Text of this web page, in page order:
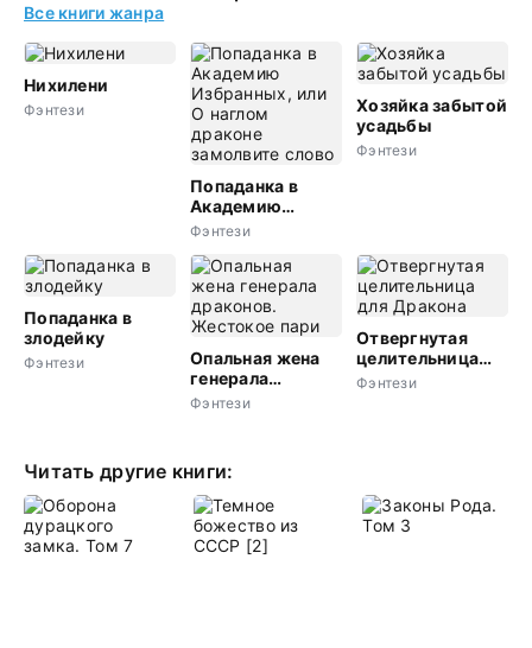
Все книги жанра
Нихилени
Фэнтези
Попаданка в
Академию
Избранных, или
драконе
замолвите слово
Фэнтези
Хозяйка забытой
усадьбы
Фэнтези
Попаданка в
злодейку
Фэнтези
Опальная жена
генерала
драконов.
Фэнтези
Отвергнутая
целительница
для Дракона
Фэнтези
Читать другие книги: